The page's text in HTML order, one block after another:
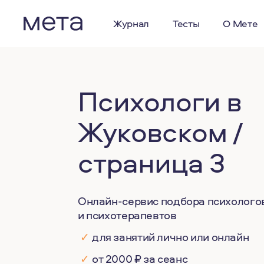
Журнал Тесты О Мете
Психологи в
Жуковском /
страница 3
Онлайн-сервис подбора
и психотерапевтов
✓ для занятий лично или онлайн
✓ от 2000 ₽ за сеанс